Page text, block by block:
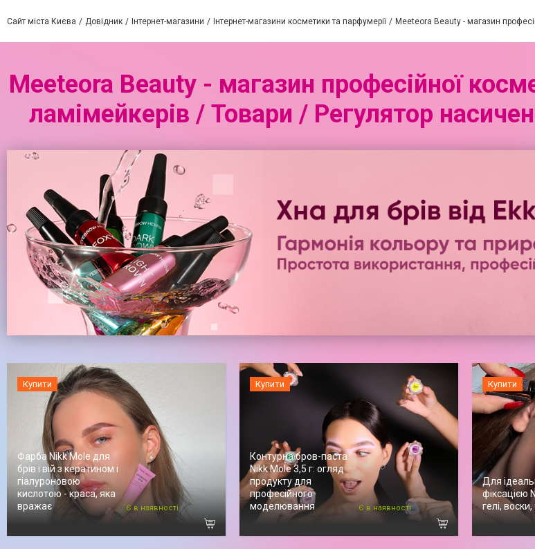
Сайт міста Києва Довідник Інтернет-магазини Інтернет-магазини косметики та парфумерії Meeteora Beauty - магазин
Meeteora Beauty - магазин професійної
ламімейкерів / Товари / Регулятор
Купити
Фарба Nikk Mole для
брів і вій з кератином і
гіалуроновою
кислотою - краса, яка
вражає
Є в наявності
Купити
Контурна бров-паста
Nikk Mole 3,5 г: огляд
продукту для
професійного
моделювання
Є в наявності
Купити
Для
фіксацією
гелі,